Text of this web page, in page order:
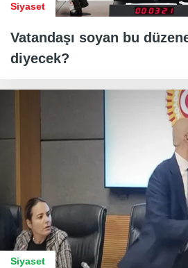
Siyaset
Vatandaşı soyan bu
diyecek?
Siyaset